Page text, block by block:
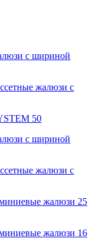
с шириной
жалюзи с
50
с шириной
жалюзи с
жалюзи 25
жалюзи 16